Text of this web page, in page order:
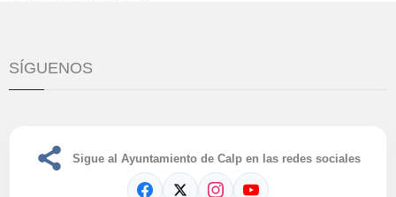
SÍGUENOS
Sigue al Ayuntamiento de Calp en las redes sociales